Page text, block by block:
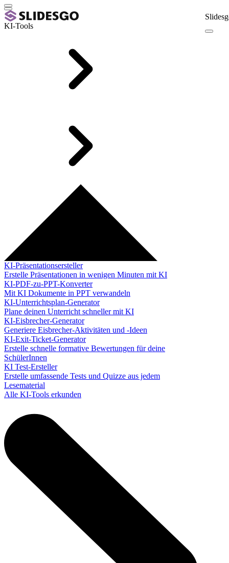
KI-Tools
KI-Präsentationsersteller
Erstelle Präsentationen in wenigen Minuten mit KI
KI-PDF-zu-PPT-Konverter
Mit KI Dokumente in PPT verwandeln
KI-Unterrichtsplan-Generator
Plane deinen Unterricht schneller mit KI
KI-Eisbrecher-Generator
Generiere Eisbrecher-Aktivitäten und -Ideen
KI-Exit-Ticket-Generator
Erstelle schnelle formative Bewertungen für deine
SchülerInnen
KI Test-Ersteller
Erstelle umfassende Tests und Quizze aus jedem
Lesematerial
Alle KI-Tools erkunden